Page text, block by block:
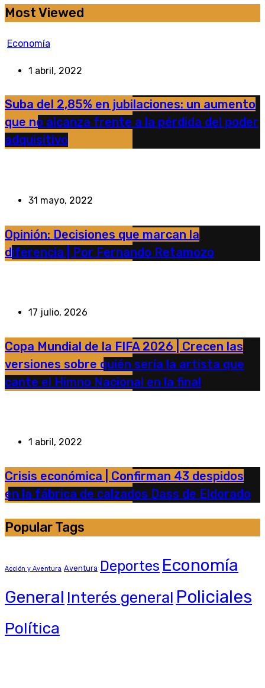
Most Viewed
Economía
1 abril, 2022
Suba del 2,85% en jubilaciones: un aumento
que no alcanza frente a la pérdida del poder
adquisitivo
31 mayo, 2022
Opinión: Decisiones que marcan la
diferencia | Por Fernando Retamozo
17 julio, 2026
Copa Mundial de la FIFA 2026 | Crecen las
versiones sobre quién sería la artista que
cante el Himno Nacional en la final
1 abril, 2022
Crisis económica | Confirman 43 despidos
en la fábrica de calzados Dass de Eldorado
Popular Tags
Acción y Aventura Aventura Deportes Economía
General Interés general Policiales
Política